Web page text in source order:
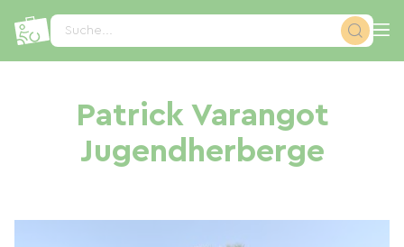
Suche...
Patrick Varangot
Jugendherberge
Cookie-Einstellungen